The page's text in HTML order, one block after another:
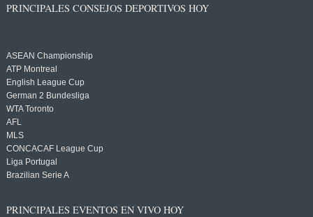
PRINCIPALES CONSEJOS DEPORTIVOS HOY
ASEAN Championship
ATP Montreal
English League Cup
German 2 Bundesliga
WTA Toronto
AFL
MLS
CONCACAF League Cup
Liga Portugal
Brazilian Serie A
PRINCIPALES EVENTOS EN VIVO HOY